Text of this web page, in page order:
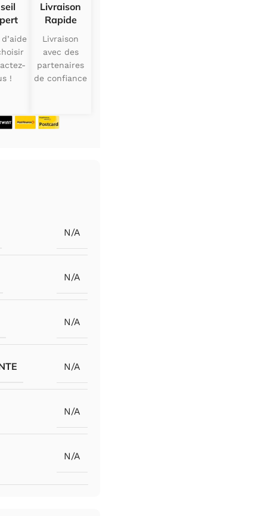
!
Livraison
Rapide
Livraison
avec des
partenaires
de confiance
N/A
N/A
N/A
N/A
N/A
N/A